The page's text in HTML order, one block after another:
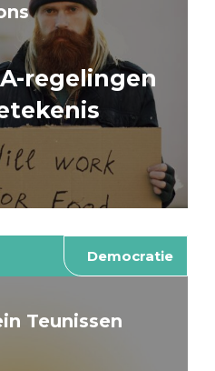
regelingen
Democratie
Teunissen